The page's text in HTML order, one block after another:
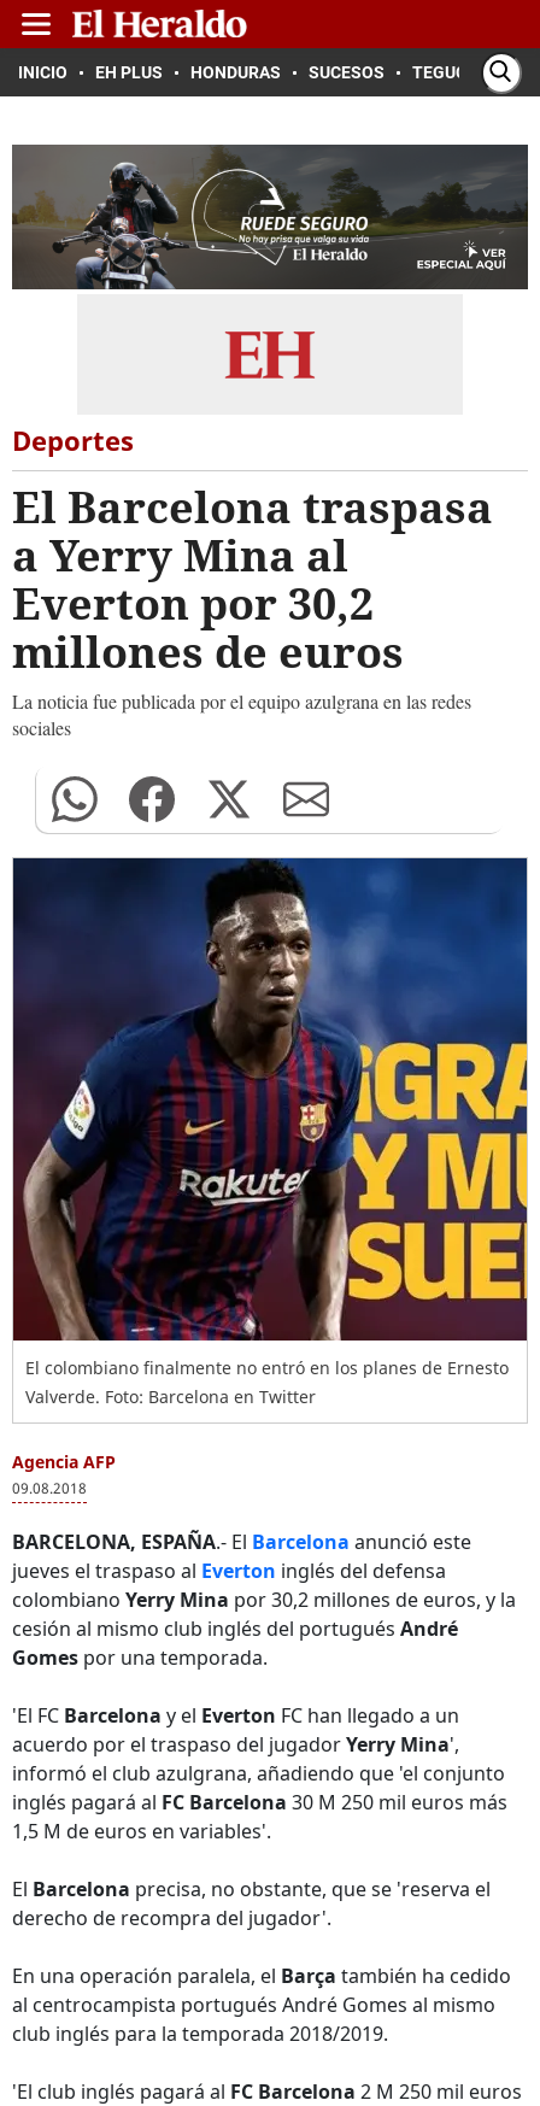
INICIO EH PLUS HONDURAS SUCESOS TEGUCIGALPA
Deportes
El Barcelona traspasa
a Yerry Mina al
Everton por 30,2
millones de euros
La noticia fue publicada por el equipo azulgrana en las redes
sociales
El colombiano finalmente no entró en los planes de Ernesto
Valverde. Foto: Barcelona en Twitter
Agencia AFP
09.08.2018
BARCELONA, ESPAÑA.- El Barcelona anunció este
jueves el traspaso al Everton inglés del defensa
colombiano Yerry Mina por 30,2 millones de euros, y la
cesión al mismo club inglés del portugués André
Gomes por una temporada.
'El FC Barcelona y el Everton FC han llegado a un
acuerdo por el traspaso del jugadorYerry Mina',
informó el club azulgrana, añadiendo que 'el conjunto
inglés pagará al FC Barcelona 30 M 250 mil euros más
1,5 M de euros en variables'.
El Barcelona precisa, no obstante, que se 'reserva el
derecho de recompra del jugador'.
En una operación paralela, el Barça también ha cedido
al centrocampista portugués André Gomes al mismo
club inglés para la temporada 2018/2019.
'El club inglés pagará al FC Barcelona 2 M 250 mil euros